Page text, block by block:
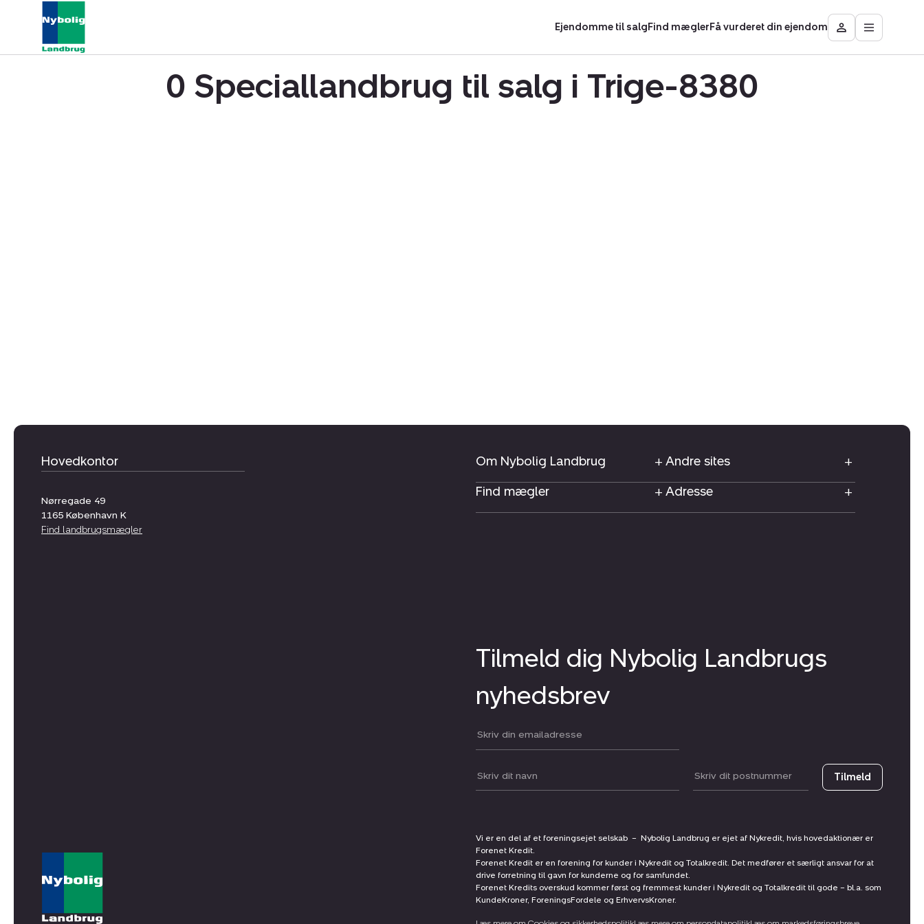
Ejendomme til salgFind mæglerFå vurderet din ejendom
Besøg
Mit
Åbn
0 Speciallandbrug til salg i Trige-8380
Hovedkontor
Nørregade 49
1165 København K
Find landbrugsmægler
Om Nybolig Landbrug
Andre sites
Find mægler
Adresse
Tilmeld dig Nybolig Landbrugs
nyhedsbrev
Din email:
Dit navn: Postnummer Tilmeld
Vi er en del af et foreningsejet selskab – Nybolig Landbrug er ejet af Nykredit, hvis hovedaktionær er
Forenet Kredit.
Forenet Kredit er en forening for kunder i Nykredit og Totalkredit. Det medfører et særligt ansvar for at
drive forretning til gavn for kunderne og for samfundet.
Forenet Kredits overskud kommer først og fremmest kunder i Nykredit og Totalkredit til gode – bl.a. som
KundeKroner, ForeningsFordele og ErhvervsKroner.